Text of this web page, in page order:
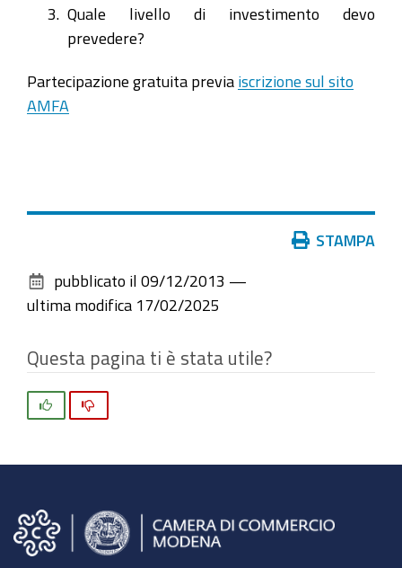
Quale livello di investimento devo
prevedere?
Partecipazione gratuita previa iscrizione sul sito
AMFA
documento
STAMPA
pubblicato il 09/12/2013 —
ultima modifica 17/02/2025
Questa pagina ti è stata utile?